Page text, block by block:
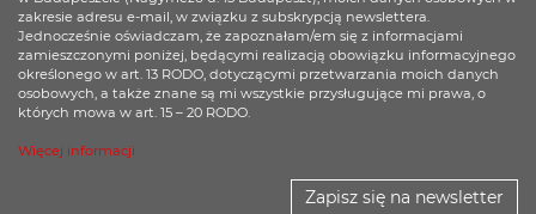
zakresie adresu e-mail, w związku z subskrypcją newslettera.
Jednocześnie oświadczam, że zapoznałam/em się z informacjami
zamieszczonymi poniżej, będącymi realizacją obowiązku informacyjnego
określonego w art. 13 RODO, dotyczącymi przetwarzania moich danych
osobowych, a także znane są mi wszystkie przysługujące mi prawa, o
których mowa w art. 15 – 20 RODO.
Więcej informacji
Zapisz się na newsletter